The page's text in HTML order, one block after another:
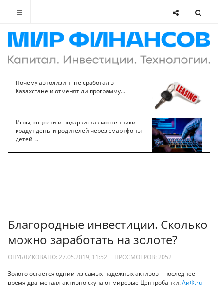
Почему автолизинг не сработал в
Казахстане и отменят ли программу...
Игры, соцсети и подарки: как мошенники
крадут деньги родителей через смартфоны
детей ...
Благородные инвестиции. Сколько
можно заработать на золоте?
ОПУБЛИКОВАНО: 27.05.2019, 11:52 ПРОСМОТРОВ: 2052
Золото остается одним из самых надежных активов – последнее
время драгметалл активно скупают мировые Центробанки.АиФ.ru